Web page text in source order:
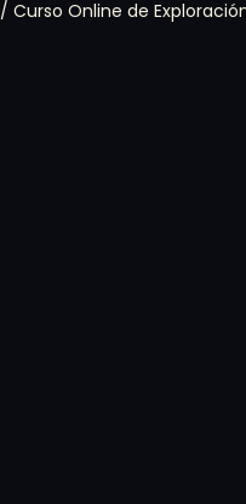
/ Curso Online de